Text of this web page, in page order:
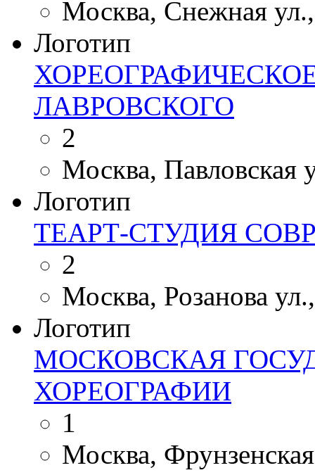
Москва, Снежная
Логотип
ЛАВРОВСКОГО
2
Москва, Павловская
Логотип
ТЕАРТ-СТУДИЯ
2
Москва, Розанова
Логотип
МОСКОВСКАЯ
ХОРЕОГРАФИИ
1
Москва,